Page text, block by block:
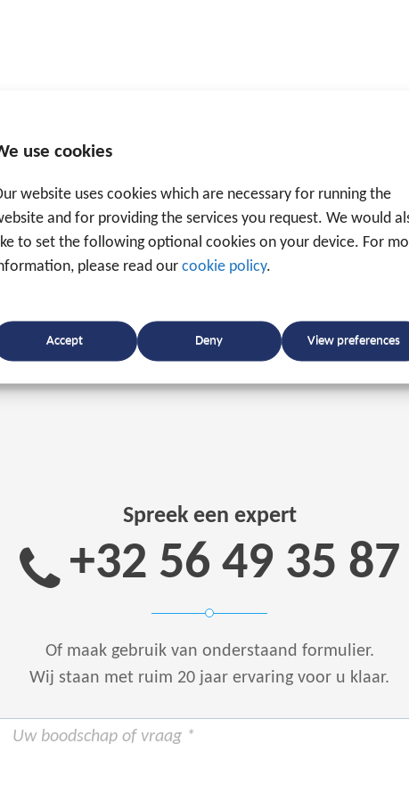
use cookies
website uses cookies which are necessary for running the
and for providing the services you request. We would
to set the following optional cookies on your device. For
please read our cookie policy.
Accept Deny View preferences
we de strijd tegen het virus winnen!
Spreek een expert
+32 56 49 35 87
Of maak gebruik van onderstaand formulier.
Wij staan met ruim 20 jaar ervaring voor u klaar.